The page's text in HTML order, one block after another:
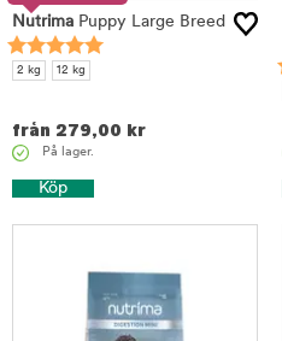
Nutrima Puppy Large Breed
2 kg 12 kg
från 279,00 kr
På lager.
Köp